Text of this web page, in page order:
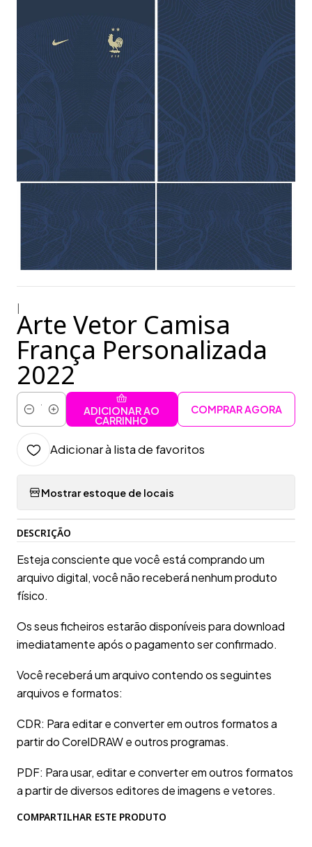
Arte Vetor Camisa
França Personalizada
2022
Quantidade
ADICIONAR AO
CARRINHO
COMPRAR AGORA
Adicionar à lista de favoritos
Mostrar estoque de locais
DESCRIÇÃO
Esteja consciente que você está comprando um
arquivo digital, você não receberá nenhum produto
físico.
Os seus ficheiros estarão disponíveis para download
imediatamente após o pagamento ser confirmado.
Você receberá um arquivo contendo os seguintes
arquivos e formatos:
CDR: Para editar e converter em outros formatos a
partir do CorelDRAW e outros programas.
PDF: Para usar, editar e converter em outros formatos
a partir de diversos editores de imagens e vetores.
COMPARTILHAR ESTE PRODUTO